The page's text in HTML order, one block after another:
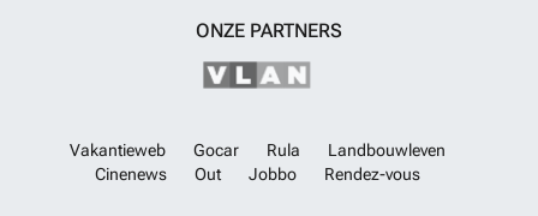
ONZE PARTNERS
Vakantieweb Gocar Rula
Landbouwleven
Cinenews
Out Jobbo Rendez-vous